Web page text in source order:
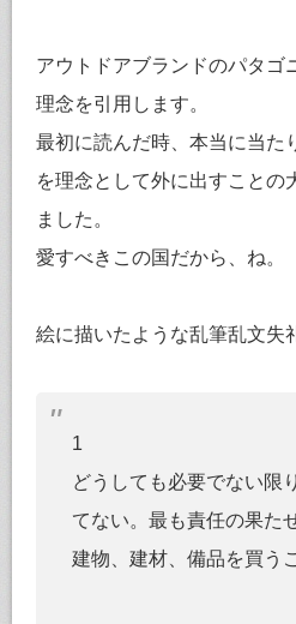
アウトドアブランドのパタゴ
理念を引用します。
最初に読んだ時、本当に当た
を理念として外に出すことの
ました。
愛すべきこの国だから、ね。
絵に描いたような乱筆乱文失
1
どうしても必要でない限
てない。最も責任の果た
建物、建材、備品を買う